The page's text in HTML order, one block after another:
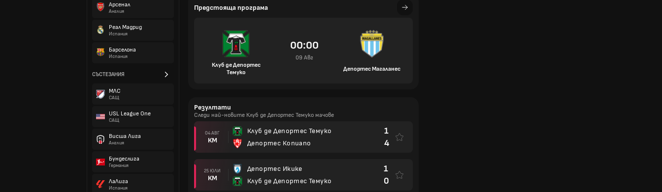
Арсенал
Англия
Реал Мадрид
Испания
Барселона
Испания
СЪСТЕЗАНИЯ
МЛС
САЩ
USL League One
САЩ
Висша Лига
Англия
Бундеслига
Германия
ЛаЛига
Испания
Предстояща програма
Клуб де Депортес
Темуко
00:00
09 Авг
Депортес Магаланес
Резултати
Следи най-новите Клуб де Депортес Темуко мачове
04 АВГ
КМ
Клуб де Депортес Темуко
Депортес Копиапо
1
4
25 ЮЛИ
КМ
Депортес Икике
Клуб де Депортес Темуко
1
0